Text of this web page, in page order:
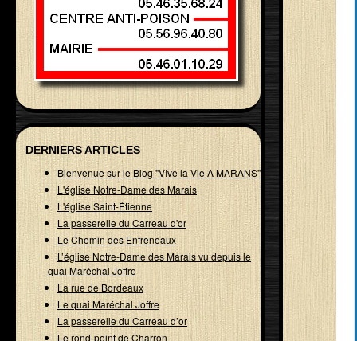
DERNIERS ARTICLES
Bienvenue sur le Blog "VIve la Vie A MARANS"
L'église Notre-Dame des Marais
L'église Saint-Étienne
La passerelle du Carreau d'or
Le Chemin des Enfreneaux
L’église Notre-Dame des Marais vu depuis le
quai Maréchal Joffre
La rue de Bordeaux
Le quai Maréchal Joffre
La passerelle du Carreau d’or
Le rond-point de Charron